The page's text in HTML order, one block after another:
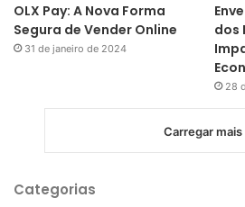
OLX Pay: A Nova Forma
Segura de Vender Online
31 de janeiro de 2024
dos
28
Carregar mais
Categorias